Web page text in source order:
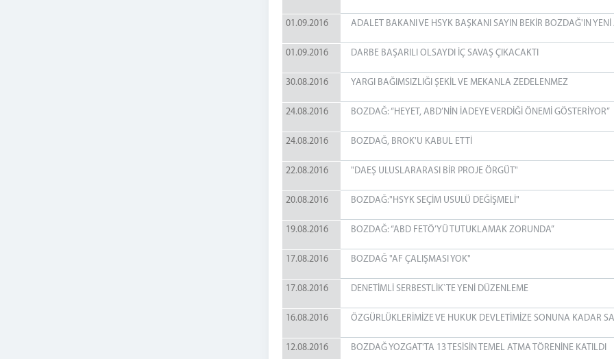
01.09.2016 ADALET BAKANI VE HSYK BAŞKANI SAYIN BEKİR BOZDAĞ'IN YENİ
01.09.2016 DARBE BAŞARILI OLSAYDI İÇ SAVAŞ ÇIKACAKTI
30.08.2016 YARGI BAĞIMSIZLIĞI ŞEKİL VE MEKANLA ZEDELENMEZ
24.08.2016 BOZDAĞ: “HEYET, ABD’NİN İADEYE VERDİĞİ ÖNEMİ GÖSTERİYOR”
24.08.2016 BOZDAĞ, BROK'U KABUL ETTİ
22.08.2016 "DAEŞ ULUSLARARASI BİR PROJE ÖRGÜT"
20.08.2016 BOZDAĞ:"HSYK SEÇİM USULÜ DEĞİŞMELİ"
19.08.2016 BOZDAĞ: “ABD FETÖ’YÜ TUTUKLAMAK ZORUNDA”
17.08.2016 BOZDAĞ "AF ÇALIŞMASI YOK"
17.08.2016 DENETİMLİ SERBESTLİK`TE YENİ DÜZENLEME
16.08.2016 ÖZGÜRLÜKLERİMİZE VE HUKUK DEVLETİMİZE SONUNA KADAR
12.08.2016 BOZDAĞ YOZGAT'TA 13 TESİSİN TEMEL ATMA TÖRENİNE KATILDI